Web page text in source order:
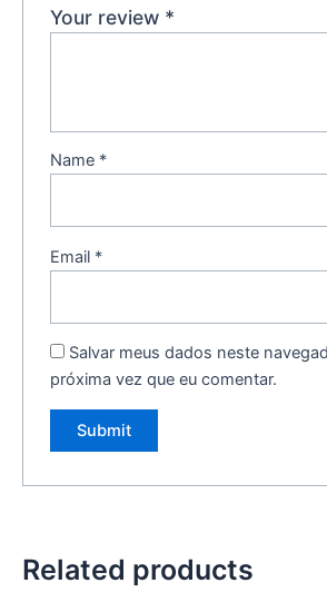
Your review *
Name *
Email *
Salvar meus dados neste
próxima vez que eu comentar.
Related products